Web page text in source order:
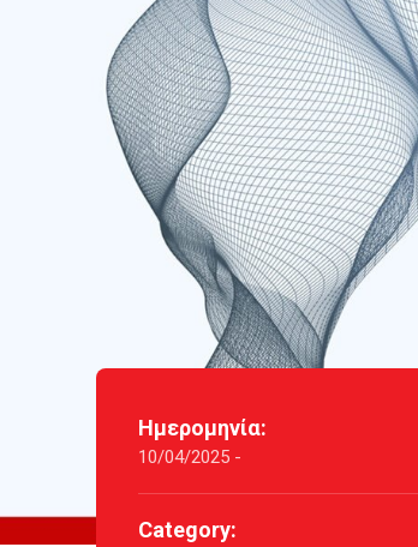
Ημερομηνία:
10/04/2025 -
Category: